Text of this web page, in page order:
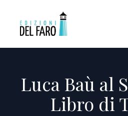
Luca Baù al
Libro di